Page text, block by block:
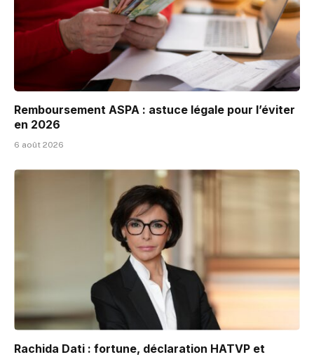
Remboursement ASPA : astuce légale pour l’éviter
en 2026
6 août 2026
Rachida Dati : fortune, déclaration HATVP et